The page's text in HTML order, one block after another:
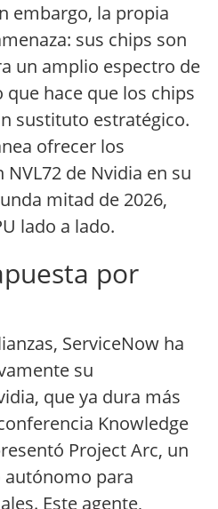
embargo, la propia
sus chips son
un amplio espectro de
hace que los chips
sustituto estratégico.
ofrecer los
de Nvidia en su
mitad de 2026,
lado a lado.
por
ServiceNow ha
su
que ya dura más
Knowledge
Project Arc, un
autónomo para
Este agente,